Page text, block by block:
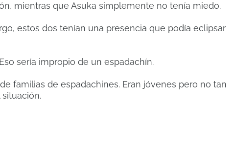
mientras que Asuka simplemente no tenía miedo.
estos dos tenían una presencia que podía eclipsar
sería impropio de un espadachín.
familias de espadachines. Eran jóvenes pero no tan